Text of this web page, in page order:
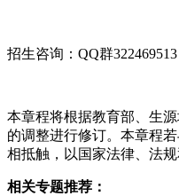
招生咨询：QQ群
本章程将根据教育部、生
的调整进行修订。本章程
相抵触，以国家法律、法规
相关专题推荐：